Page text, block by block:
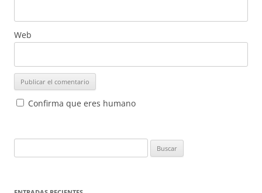
Web
Confirma que eres humano